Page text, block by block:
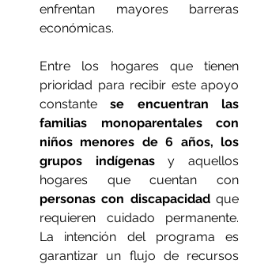
enfrentan mayores barreras
económicas.
Entre los hogares que tienen
prioridad para recibir este apoyo
constante se encuentran las
familias monoparentales con
niños menores de 6 años, los
grupos indígenas y aquellos
personas con discapacidad que
requieren cuidado permanente.
La intención del programa es
garantizar un flujo de recursos